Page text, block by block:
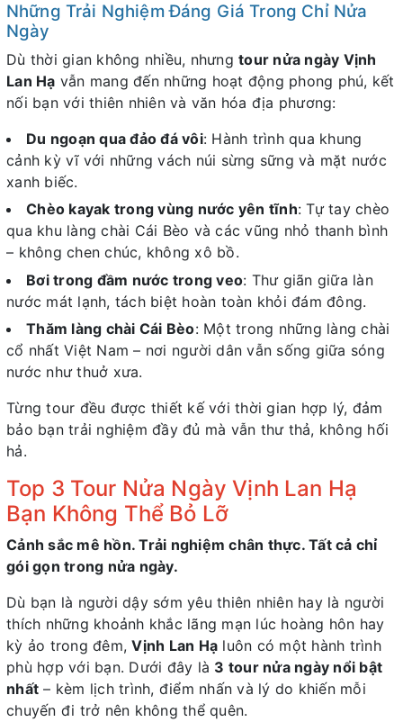
Những Trải Nghiệm Đáng Giá Trong Chỉ Nửa
Ngày
Dù thời gian không nhiều, nhưng tour nửa ngày Vịnh
Lan Hạ vẫn mang đến những hoạt động phong phú, kết
nối bạn với thiên nhiên và văn hóa địa phương:
Du ngoạn qua đảo đá vôi: Hành trình qua khung
cảnh kỳ vĩ với những vách núi sừng sững và mặt nước
xanh biếc.
Chèo kayak trong vùng nước yên tĩnh: Tự tay chèo
qua khu làng chài Cái Bèo và các vũng nhỏ thanh bình
– không chen chúc, không xô bồ.
Bơi trong đầm nước trong veo: Thư giãn giữa làn
nước mát lạnh, tách biệt hoàn toàn khỏi đám đông.
Thăm làng chài Cái Bèo: Một trong những làng chài
cổ nhất Việt Nam – nơi người dân vẫn sống giữa sóng
nước như thuở xưa.
Từng tour đều được thiết kế với thời gian hợp lý, đảm
bảo bạn trải nghiệm đầy đủ mà vẫn thư thả, không hối
hả.
Top 3 Tour Nửa Ngày Vịnh Lan Hạ
Bạn Không Thể Bỏ Lỡ
Cảnh sắc mê hồn. Trải nghiệm chân thực. Tất cả chỉ
gói gọn trong nửa ngày.
Dù bạn là người dậy sớm yêu thiên nhiên hay là người
thích những khoảnh khắc lãng mạn lúc hoàng hôn hay
kỳ ảo trong đêm,Vịnh Lan Hạ luôn có một hành trình
phù hợp với bạn. Dưới đây là 3 tour nửa ngày nổi bật
nhất – kèm lịch trình, điểm nhấn và lý do khiến mỗi
chuyến đi trở nên không thể quên.